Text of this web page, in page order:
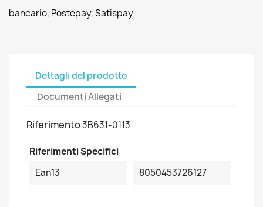
bancario, Postepay, Satispay
Dettagli del prodotto
Documenti Allegati
Riferimento3B631-0113
Riferimenti Specifici
Ean13
8050453726127